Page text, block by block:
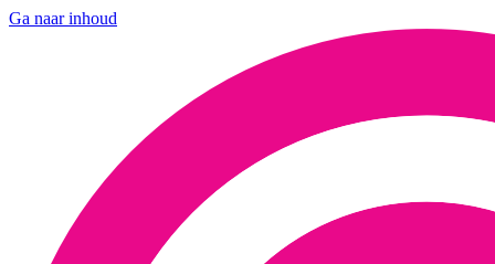
Ga naar inhoud